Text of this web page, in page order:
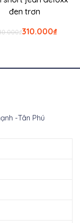
đen trơn
₫Giá
₫
310.000 Giá
-Tân Phú